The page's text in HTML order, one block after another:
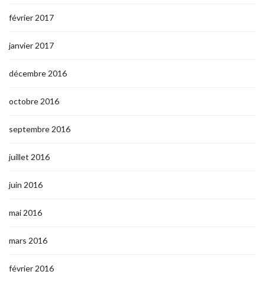
février 2017
janvier 2017
décembre 2016
octobre 2016
septembre 2016
juillet 2016
juin 2016
mai 2016
mars 2016
février 2016